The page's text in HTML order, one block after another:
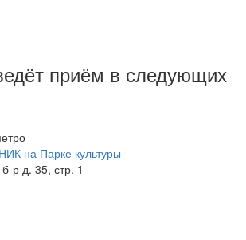
приём в следующих
на Парке культуры
р д. 35, стр. 1